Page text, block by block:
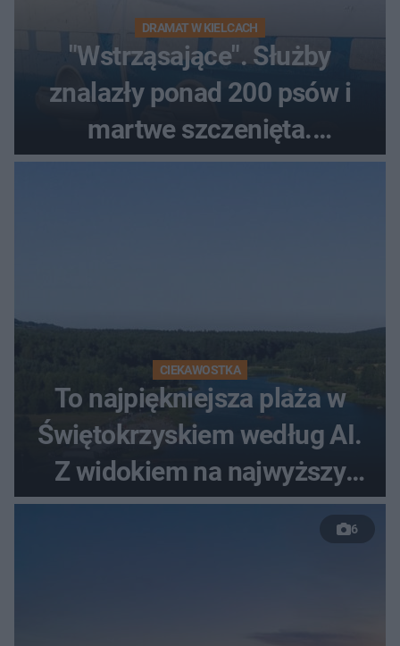
DRAMAT W KIELCACH
"Wstrząsające". Służby
znalazły ponad 200 psów i
martwe szczenięta.
Zatrzymano 35-latka
CIEKAWOSTKA
To najpiękniejsza plaża w
Świętokrzyskiem według AI.
Z widokiem na najwyższy
szczyt Gór Świętokrzyskich
6